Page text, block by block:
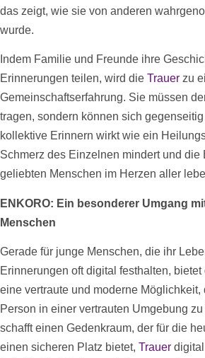
das zeigt, wie sie von anderen
wurde.
Indem Familie und Freunde ihre
Erinnerungen teilen, wird die Trauer zu
Gemeinschaftserfahrung. Sie müssen
tragen, sondern können sich
kollektive Erinnern wirkt wie ein
Schmerz des Einzelnen mindert und die
geliebten Menschen im Herzen aller
ENKORO: Ein besonderer Umgang
Menschen
Gerade für junge Menschen, die ihr
Erinnerungen oft digital festhalten,
eine vertraute und moderne Möglichkeit,
Person in einer vertrauten Umgebung
schafft einen Gedenkraum, der für die
einen sicheren Platz bietet, Trauer